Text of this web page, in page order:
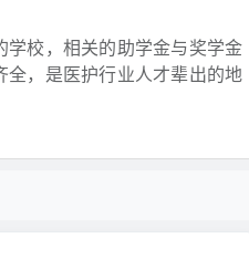
校，相关的助学金与奖学金
全，是医护行业人才辈出的地